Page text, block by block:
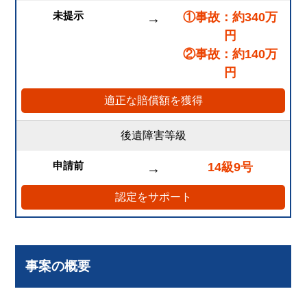
未提示 →
①事故：約340万
円
②事故：約140万
円
適正な賠償額を獲得
後遺障害等級
申請前 → 14級9号
認定をサポート
事案の概要